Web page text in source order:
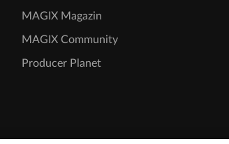
MAGIX Magazin
MAGIX Community
Producer Planet